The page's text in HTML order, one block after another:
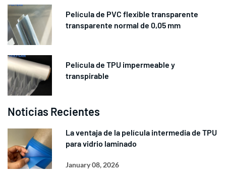
Película de PVC flexible transparente
transparente normal de 0,05 mm
Película de TPU impermeable y
transpirable
Noticias Recientes
La ventaja de la película intermedia de TPU
para vidrio laminado
January 08, 2026